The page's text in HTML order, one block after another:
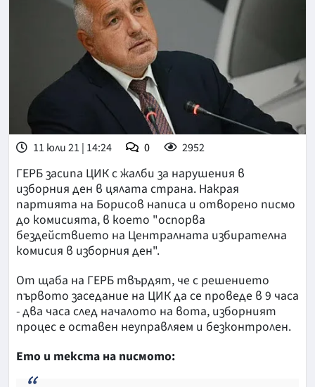
11 юли 21 | 14:24 0 2952
ГЕРБ засипа ЦИК с жалби за нарушения в
изборния ден в цялата страна. Накрая
партията на Борисов написа и отворено писмо
до комисията, в което "оспорва
бездействието на Централната избирателна
комисия в изборния ден".
От щаба на ГЕРБ твърдят, че с решението
първото заседание на ЦИК да се проведе в 9 часа
- два часа след началото на вота, изборният
процес е оставен неуправляем и безконтролен.
Ето и текста на писмото: